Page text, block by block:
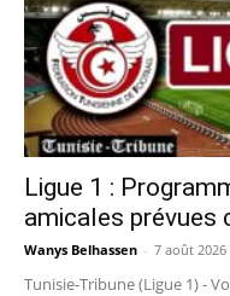
Ligue 1 :
amicales prévues
Wanys Belhassen - 7 août 2026
Tunisie-Tribune (Ligue 1) -